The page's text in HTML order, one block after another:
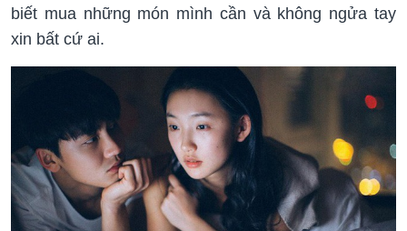
biết mua những món mình cần và không ngửa tay
xin bất cứ ai.